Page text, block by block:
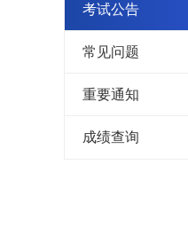
考试公告
常见问题
重要通知
成绩查询